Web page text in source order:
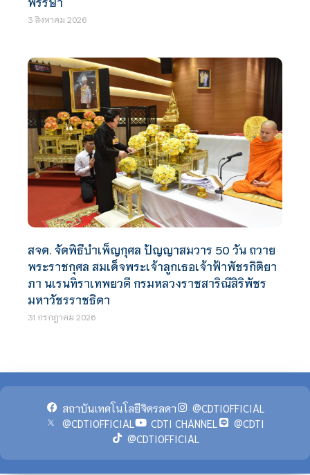
3 สิงหาคม 2026
สจด. จัดพิธีบำเพ็ญกุศล ปัญญาสมวาร 50 วัน ถวาย
พระราชกุศล สมเด็จพระเจ้าลูกเธอเจ้าฟ้าพัชรกิติยา
ภา นเรนทิราเทพยวดี กรมหลวงราชสาริณีสิริพัชร
มหาวัชรราชธิดา
31 กรกฎาคม 2026
สถาบันเทคโนโลยีจิตรลดา
@CDTIOFFICIAL
@CDTIOFFICIAL
CDTI CHANNEL
@CDTI
@CDTIOFFICIAL